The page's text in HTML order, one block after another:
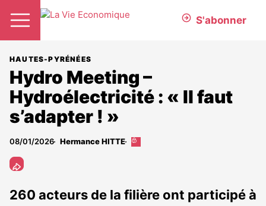
S'abonner
HAUTES-PYRÉNÉES
Hydro Meeting –
Hydroélectricité : « Il faut
s’adapter ! »
08/01/2026 Hermance HITTE
Cet
aux
abonnés
260 acteurs de la filière ont participé à